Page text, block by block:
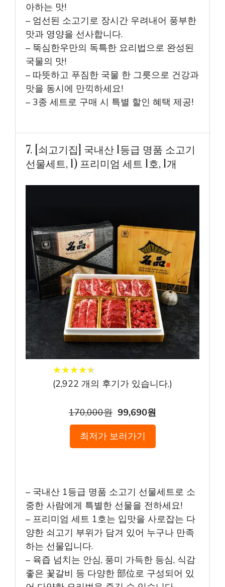
아하는 맛!
– 엄선된 소고기로 장시간 우려내어 풍부한
맛과 영양을 선사합니다.
– 뚝심한우만의 독특한 요리법으로 완성된
국물의 맛!
– 따뜻하고 푸짐한 국물 한 그릇으로 건강과
맛을 동시에 만끽하세요!
– 3종 세트로 구매 시 특별 할인 혜택 제공!
7. [쇠고기집] 국내산 1등급 명품 소고기
선물세트, 1) 프리미엄 세트 1호, 1개
★★★★★
★★★★★
(2,922 개의 후기가 있습니다.)
170,000원 99,690원
최저가 보러가기
– 국내산 1등급 명품 소고기 선물세트로 소
중한 사람에게 특별한 선물을 전하세요!
– 프리미엄 세트 1호는 입맛을 사로잡는 다
양한 쇠고기 부위가 담겨 있어 누구나 만족
하는 선물입니다.
– 육즙 넘치는 안심, 풍미 가득한 등심, 식감
좋은 꽃갈비 등 다양한 部位로 구성되어 있